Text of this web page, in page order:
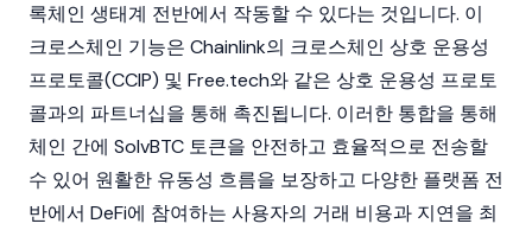
록체인 생태계 전반에서 작동할 수 있다는 것입니다. 이
크로스체인 기능은 Chainlink의 크로스체인 상호 운용성
프로토콜(CCIP) 및 Free.tech와 같은 상호 운용성 프로토
콜과의 파트너십을 통해 촉진됩니다. 이러한 통합을 통해
체인 간에 SolvBTC 토큰을 안전하고 효율적으로 전송할
수 있어 원활한 유동성 흐름을 보장하고 다양한 플랫폼 전
반에서 DeFi에 참여하는 사용자의 거래 비용과 지연을 최